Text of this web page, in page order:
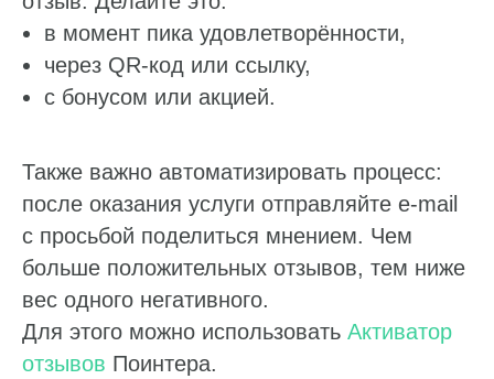
в момент пика удовлетворённости,
через QR-код или ссылку,
с бонусом или акцией.
Также важно автоматизировать процесс:
после оказания услуги отправляйте e-mail
с просьбой поделиться мнением. Чем
больше положительных отзывов, тем ниже
вес одного негативного.
Для этого можно использовать Активатор
отзывов Поинтера.